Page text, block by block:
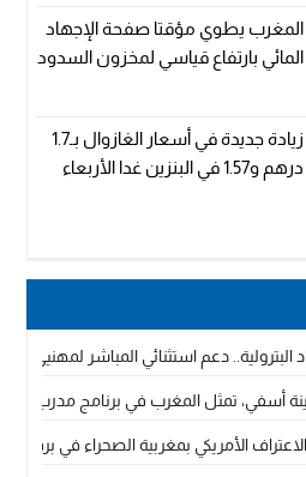
المغرب يطوي مؤقتا صفحة الإجهاد
المائي بارتفاع قياسي لمخزون السدود
زيادة جديدة في أسعار الغازوال بـ1.7
درهم و1.57 في البنزين غدا الأربعاء
البترولية.. دعم استثنائي المباشر لمهنيي
أسفي، تمثل المغرب في برنامج مدرب
الأمريكي بمغربية الصحراء في برقية